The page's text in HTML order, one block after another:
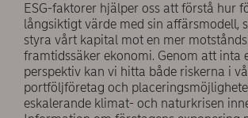
ESG-faktorer hjälper oss att förstå hur
långsiktigt värde med sin affärsmodell,
styra vårt kapital mot en mer
framtidssäker ekonomi. Genom att inta
perspektiv kan vi hitta både riskerna i
portföljföretag och
eskalerande klimat- och naturkrisen